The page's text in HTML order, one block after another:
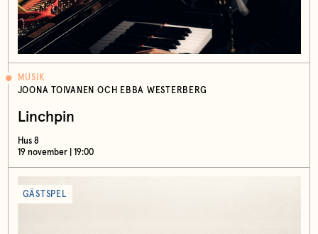
MUSIK
JOONA TOIVANEN OCH EBBA WESTERBERG
Linchpin
Hus 8
19 november | 19:00
GÄSTSPEL